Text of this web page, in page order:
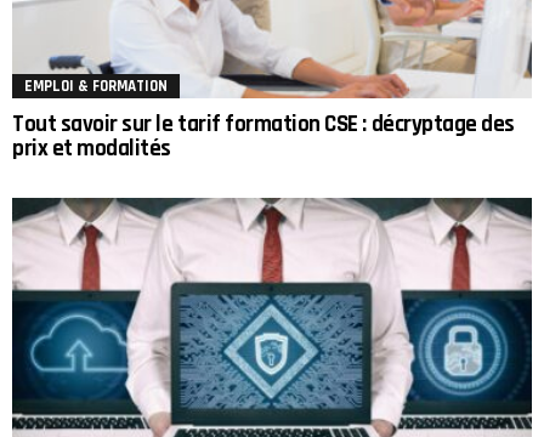
EMPLOI & FORMATION
Tout savoir sur le tarif formation CSE : décryptage des
prix et modalités